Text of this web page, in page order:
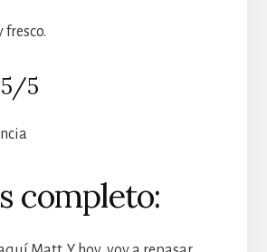
5/5
completo: